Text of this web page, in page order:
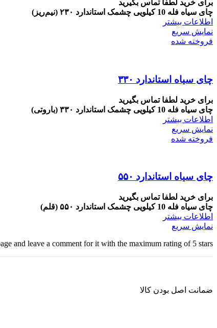
برای خرید لطفا تماس بگیرید
چای سیاه فله 10 کیلویی چشمک استاندارد ۲۳۰ (نیم‌ریز)
اطلاعات بیشتر
نمایش سریع
فروخته شده
چای سیاه استاندارد ۳۳۰
برای خرید لطفا تماس بگیرید
چای سیاه فله 10 کیلویی چشمک استاندارد ۳۳۰ (باروتی)
اطلاعات بیشتر
نمایش سریع
فروخته شده
چای سیاه استاندارد ۵۵۰
برای خرید لطفا تماس بگیرید
چای سیاه فله 10 کیلویی چشمک استاندارد ۵۵۰ (قلم)
اطلاعات بیشتر
نمایش سریع
and leave a comment for it with the maximum rating of 5 stars.
ضمانت اصل بودن کالا